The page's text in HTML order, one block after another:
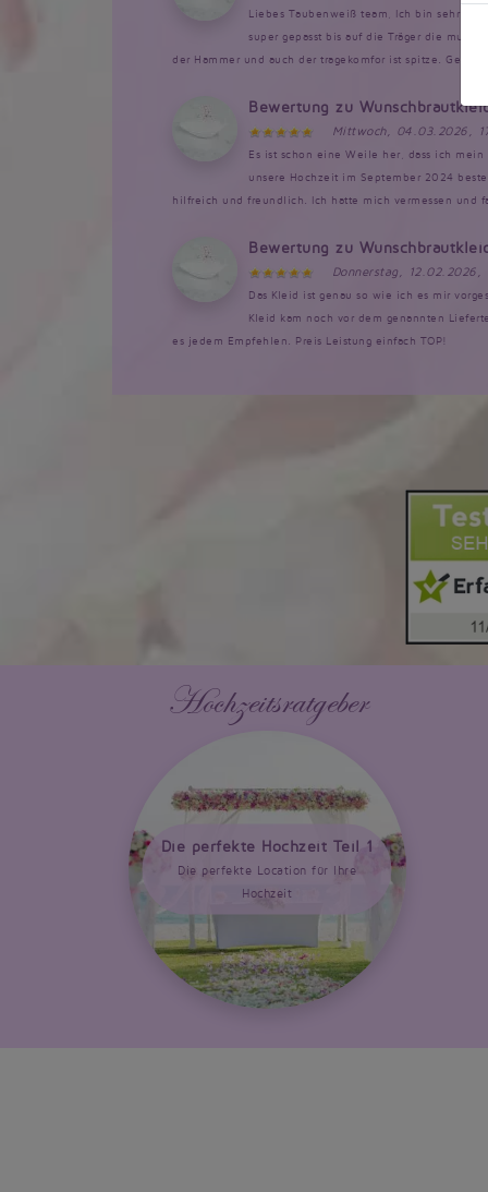
Liebes Taubenweiß team, Ich bin sehr
super gepasst bis auf die Träger die
der Hammer und auch der tragekomfor ist spitze. Genau
Bewertung zu
Mittwoch, 04.03.2026,
Es ist schon eine Weile her, dass ich
unsere Hochzeit im September 2024
hilfreich und freundlich. Ich hatte mich vermessen und
Bewertung zu
Donnerstag, 12.02.2026,
Das Kleid ist genau so wie ich es mir
Kleid kam noch vor dem genannten
es jedem Empfehlen. Preis Leistung einfach TOP!
Hochzeitsratgeber
Die perfekte Hochzeit Teil 1
Die perfekte Location für Ihre
Hochzeit